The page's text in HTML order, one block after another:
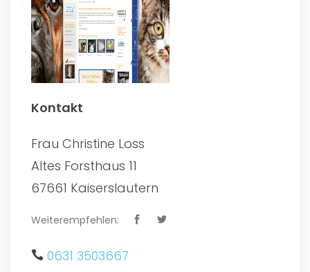
Kontakt
Frau Christine Loss
Altes Forsthaus 11
67661 Kaiserslautern
Weiterempfehlen:
0631 3503667